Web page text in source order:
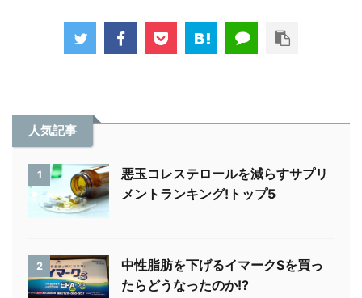
人気記事
1
悪玉コレステロールを減らすサプリ
メントランキング!トップ5
2
中性脂肪を下げるイマークSを買っ
たらどうなったのか!?